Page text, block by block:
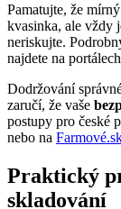
Pamatujte, že
kvasinka, ale vždy
neriskujte.
najdete na
Dodržování
zaručí, že vaše
postupy pro české
nebo na
Praktický
skladování